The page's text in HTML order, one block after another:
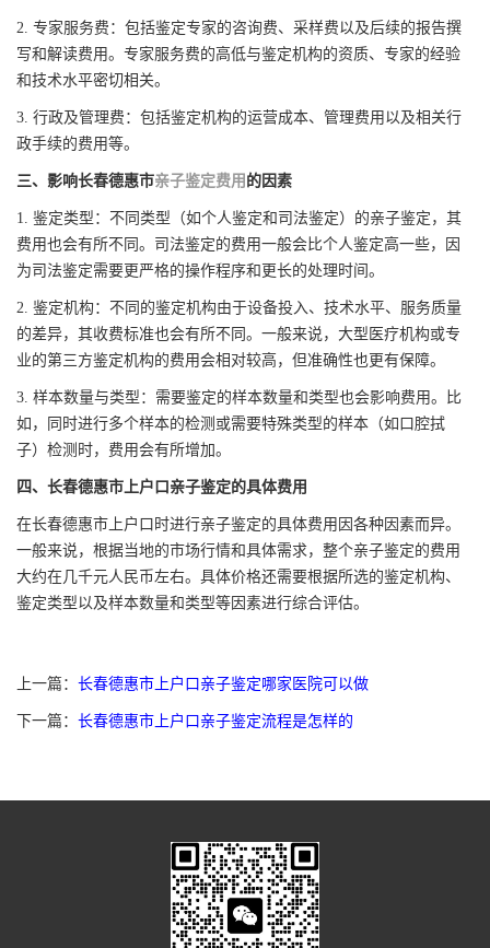
2. 专家服务费：包括鉴定专家的咨询费、采样费以及后续的报告撰
写和解读费用。专家服务费的高低与鉴定机构的资质、专家的经验
和技术水平密切相关。
3. 行政及管理费：包括鉴定机构的运营成本、管理费用以及相关行
政手续的费用等。
三、影响长春德惠市亲子鉴定费用 的因素
1. 鉴定类型：不同类型（如个人鉴定和司法鉴定）的亲子鉴定，其
费用也会有所不同。司法鉴定的费用一般会比个人鉴定高一些，因
为司法鉴定需要更严格的操作程序和更长的处理时间。
2. 鉴定机构：不同的鉴定机构由于设备投入、技术水平、服务质量
的差异，其收费标准也会有所不同。一般来说，大型医疗机构或专
业的第三方鉴定机构的费用会相对较高，但准确性也更有保障。
3. 样本数量与类型：需要鉴定的样本数量和类型也会影响费用。比
如，同时进行多个样本的检测或需要特殊类型的样本（如口腔拭
子）检测时，费用会有所增加。
四、长春德惠市上户口亲子鉴定的具体费用
在长春德惠市上户口时进行亲子鉴定的具体费用因各种因素而异。
一般来说，根据当地的市场行情和具体需求，整个亲子鉴定的费用
大约在几千元人民币左右。具体价格还需要根据所选的鉴定机构、
鉴定类型以及样本数量和类型等因素进行综合评估。
上一篇： 长春德惠市上户口亲子鉴定哪家医院可以做
下一篇： 长春德惠市上户口亲子鉴定流程是怎样的